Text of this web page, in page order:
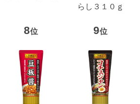
らし３１０ｇ
8位 9位